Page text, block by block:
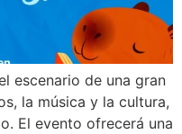
escenario de una gran
la música y la cultura,
El evento ofrecerá una